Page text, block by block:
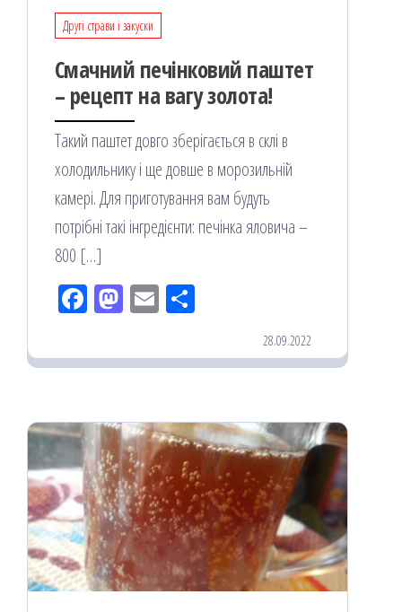
Другі страви і закуски
Смачний печінковий паштет
– рецепт на вагу золота!
Такий паштет довго зберігається в склі в
холодильнику і ще довше в морозильній
камері. Для приготування вам будуть
потрібні такі інгредієнти: печінка яловича –
800 […]
Fac
oo
M
od
Em
ит
я
28.09.2022